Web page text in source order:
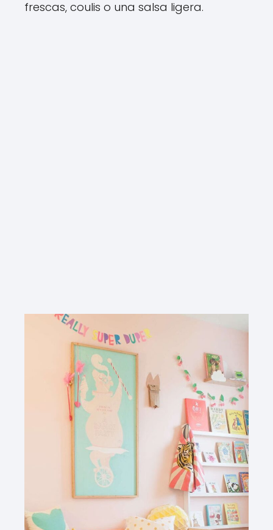
frescas, coulis o una salsa ligera.